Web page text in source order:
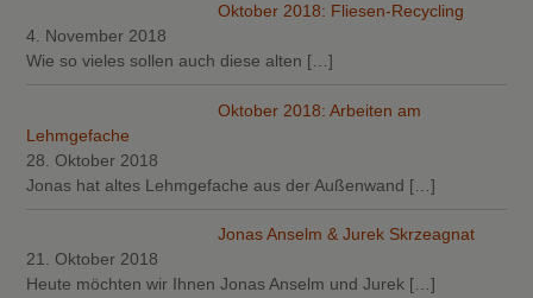
Oktober 2018: Fliesen-Recycling
4. November 2018
Wie so vieles sollen auch diese alten […]
Oktober 2018: Arbeiten am
Lehmgefache
28. Oktober 2018
Jonas hat altes Lehmgefache aus der Außenwand […]
Jonas Anselm & Jurek Skrzeagnat
21. Oktober 2018
Heute möchten wir Ihnen Jonas Anselm und Jurek […]